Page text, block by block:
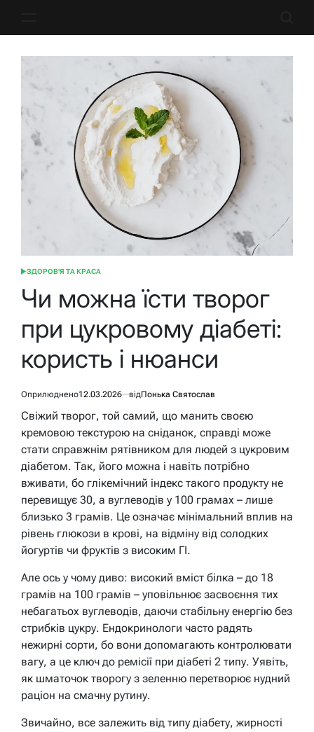
ОПУБЛІКУВАТИ
ЗДОРОВ'Я ТА КРАСА
Чи можна їсти творог
при цукровому діабеті:
користь і нюанси
Оприлюднено12.03.2026 відПонька Святослав
Свіжий творог, той самий, що манить своєю
кремовою текстурою на сніданок, справді може
стати справжнім рятівником для людей з цукровим
діабетом. Так, його можна і навіть потрібно
вживати, бо глікемічний індекс такого продукту не
перевищує 30, а вуглеводів у 100 грамах – лише
близько 3 грамів. Це означає мінімальний вплив на
рівень глюкози в крові, на відміну від солодких
йогуртів чи фруктів з високим ГІ.
Але ось у чому диво: високий вміст білка – до 18
грамів на 100 грамів – уповільнює засвоєння тих
небагатьох вуглеводів, даючи стабільну енергію без
стрибків цукру. Ендокринологи часто радять
нежирні сорти, бо вони допомагають контролювати
вагу, а це ключ до ремісії при діабеті 2 типу. Уявіть,
як шматочок творогу з зеленню перетворює нудний
раціон на смачну рутину.
Звичайно, все залежить від типу діабету, жирності